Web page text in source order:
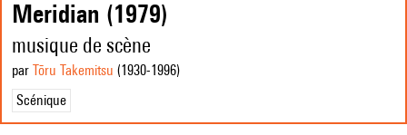
Meridian (1979)
musique de scène
par Tōru Takemitsu (1930-1996)
Scénique